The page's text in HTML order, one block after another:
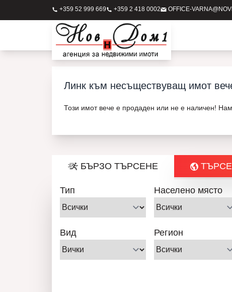
+359 52 999 669 +359 2 418 0002 OFFICE-
Линк към несъществуващ имот
Този имот вече е продаден или не е наличен!
БЪРЗО ТЪРСЕНЕ
Тип Населено място
Вид Регион